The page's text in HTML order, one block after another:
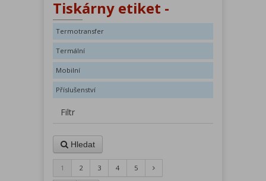
Tiskárny etiket -
Termotransfer
Termální
Mobilní
Příslušenství
Filtr
Hledat
1 2 3 4 5